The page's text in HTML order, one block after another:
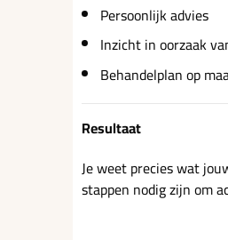
Persoonlijk advies
Inzicht in oorzaak
Behandelplan op
Resultaat
Je weet precies wat
stappen nodig zijn om